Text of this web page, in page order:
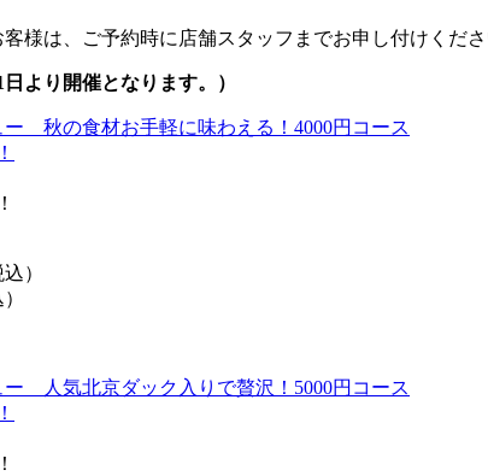
様は、ご予約時に店舗スタッフまでお申し付けくださ
より開催となります。）
）